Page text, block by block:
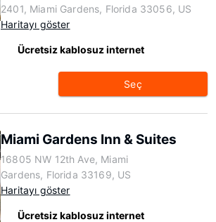
2401, Miami Gardens, Florida 33056, US
Haritayı göster
Ücretsiz kablosuz internet
Seç
Miami Gardens Inn & Suites
16805 NW 12th Ave, Miami
Gardens, Florida 33169, US
Haritayı göster
Ücretsiz kablosuz internet